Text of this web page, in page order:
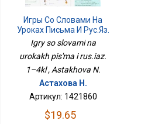
Игры Со Словами На
Уроках Письма И Рус.яз.
1–4кл
Igry so slovami na
urokakh pis'ma i rus.iaz.
1–4kl , Astakhova N.
Астахова Н.
Артикул: 1421860
$19.65